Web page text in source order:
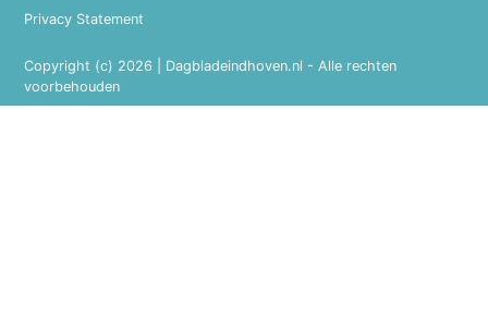
Copyright (c) 2026 | Dagbladeindhoven.nl - Alle rechten
voorbehouden
Privacy Statement